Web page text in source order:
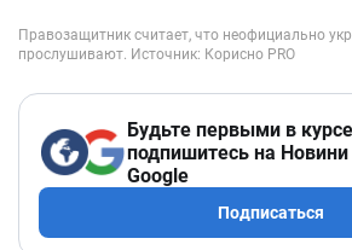
Будьте первыми в
подпишитесь на Новини
Google
Подписаться